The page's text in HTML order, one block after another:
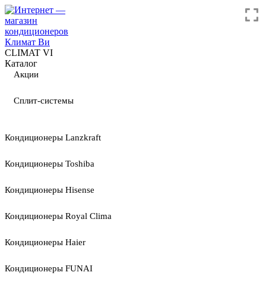
CLIMAT VI
Каталог
Акции
Сплит-системы
Кондиционеры Lanzkraft
Кондиционеры Toshiba
Кондиционеры Hisense
Кондиционеры Royal Clima
Кондиционеры Haier
Кондиционеры FUNAI